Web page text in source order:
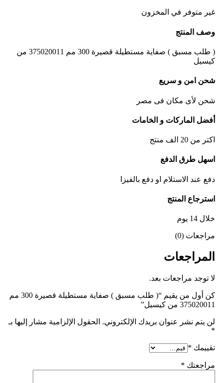
غير متوفر في المخزون
وصف المنتج
( طلب مسبق ) صفاية مستطيلة قصيرة 300 مم 375020011 من
كيسيل
شحن امن و سريع
شحن لأى مكان فى مصر
أفضل الماركات و الخامات
اكتر من 20 الف منتج
اسهل طرق الدفع
دفع عند الاستلام او دفع بالفيزا
استرجاع المنتج
خلال 14 يوم
مراجعات (0)
المراجعات
لا توجد مراجعات بعد.
كن أول من يقيم “( طلب مسبق ) صفاية مستطيلة قصيرة 300 مم
375020011 من كيسيل”
لن يتم نشر عنوان بريدك الإلكتروني. الحقول الإلزامية مشار إليها بـ
*
تقييمك *
مراجعتك *